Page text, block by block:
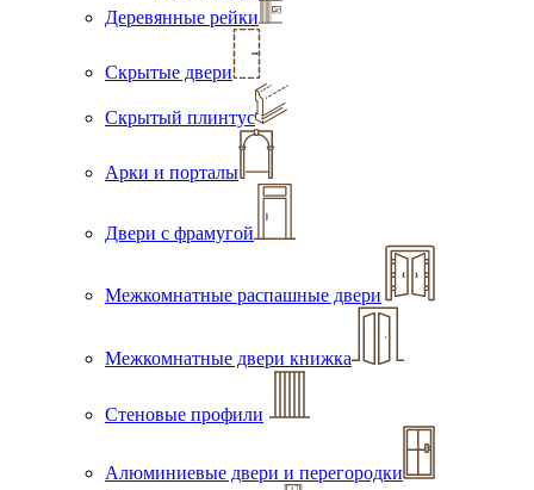
Деревянные рейки
Скрытые двери
Скрытый плинтус
Арки и порталы
Двери с фрамугой
Межкомнатные распашные двери
Межкомнатные двери книжка
Стеновые профили
Алюминиевые двери и перегородки